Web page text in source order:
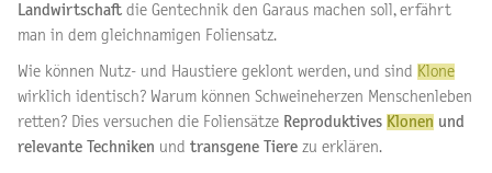
Landwirtschaft die Gentechnik den Garaus machen soll, erfährt
man in dem gleichnamigen Foliensatz.
Wie können Nutz- und Haustiere geklont werden, und sind Klone
wirklich identisch? Warum können Schweineherzen Menschenleben
retten? Dies versuchen die Foliensätze Reproduktives Klonen und
relevante Techniken und transgene Tiere zu erklären.